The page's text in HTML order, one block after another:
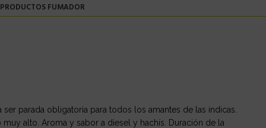
PRODUCTOS FUMADOR
parada obligatoria para todos los amantes de las indicas.
alto. Aroma y sabor a diesel y hachís. Duración de la